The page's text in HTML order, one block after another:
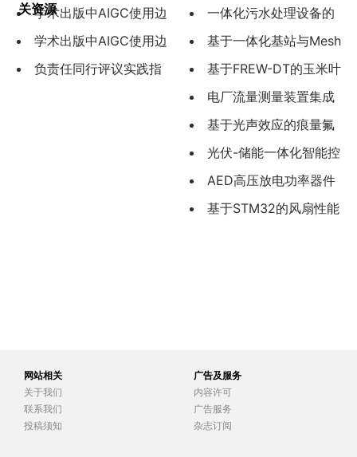
关资源
学术出版中AIGC使用边
界指南3.
学术出版中AIGC使用边
界指南3.
负责任同行评议实践指
一体化污水处理设备的
智能电气系统设计与物联
网监控平台开发
基于一体化基站与Mesh
融合的新型产品覆盖方案
研究与验证
基于FREW-DT的玉米叶
片病害检测
电厂流量测量装置集成
化选型与工程应用
基于光声效应的痕量氟
化氢的传感技术研究
光伏-储能一体化智能控
制系统设计与实现
AED高压放电功率器件
选型方法及其工程应用
基于STM32的风扇性能
网站相关
关于我们
联系我们
投稿须知
广告及服务
内容许可
广告服务
杂志订阅